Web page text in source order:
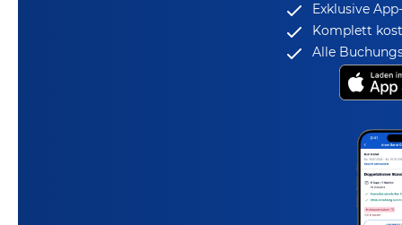
Exklusive
Komplett
Alle